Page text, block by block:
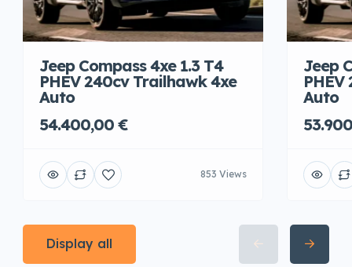
Jeep Compass 4xe 1.3 T4
PHEV 240cv Trailhawk 4xe
Auto
54.400,00 €
853 Views
Jeep
Auto
Display all